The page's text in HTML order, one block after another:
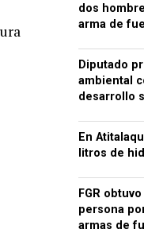
dos
arma de
Diputado
ambiental
desarrollo
En
litros de
FGR
persona
armas de